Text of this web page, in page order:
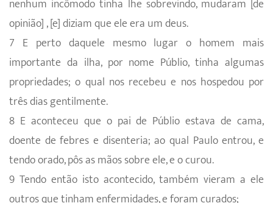
nenhum incômodo tinha lhe sobrevindo, mudaram [de
opinião] , [e] diziam que ele era um deus.
7 E perto daquele mesmo lugar o homem mais
importante da ilha, por nome Públio, tinha algumas
propriedades; o qual nos recebeu e nos hospedou por
três dias gentilmente.
8 E aconteceu que o pai de Públio estava de cama,
doente de febres e disenteria; ao qual Paulo entrou, e
tendo orado, pôs as mãos sobre ele, e o curou.
9 Tendo então isto acontecido, também vieram a ele